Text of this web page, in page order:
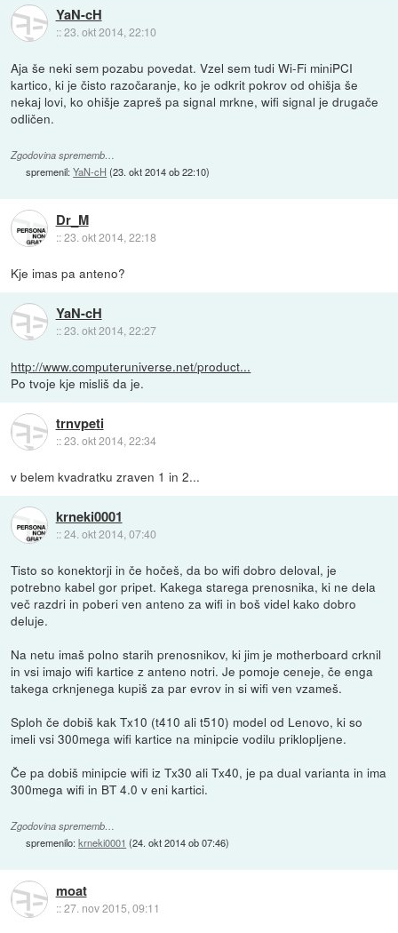
YaN-cH
::23. okt 2014, 22:10
Aja še neki sem pozabu povedat. Vzel sem tudi Wi-Fi miniPCI
kartico, ki je čisto razočaranje, ko je odkrit pokrov od ohišja še
nekaj lovi, ko ohišje zapreš pa signal mrkne, wifi signal je drugače
odličen.
Zgodovina sprememb…
spremenil:YaN-cH (23. okt 2014 ob 22:10)
Dr_M
::23. okt 2014, 22:18
Kje imas pa anteno?
YaN-cH
::23. okt 2014, 22:27
http://www.computeruniverse.net/product...
Po tvoje kje misliš da je.
trnvpeti
::23. okt 2014, 22:34
v belem kvadratku zraven 1 in 2...
krneki0001
::24. okt 2014, 07:40
Tisto so konektorji in če hočeš, da bo wifi dobro deloval, je
potrebno kabel gor pripet. Kakega starega prenosnika, ki ne dela
več razdri in poberi ven anteno za wifi in boš videl kako dobro
deluje.
Na netu imaš polno starih prenosnikov, ki jim je motherboard crknil
in vsi imajo wifi kartice z anteno notri. Je pomoje ceneje, če enga
takega crknjenega kupiš za par evrov in si wifi ven vzameš.
Sploh če dobiš kak Tx10 (t410 ali t510) model od Lenovo, ki so
imeli vsi 300mega wifi kartice na minipcie vodilu priklopljene.
Če pa dobiš minipcie wifi iz Tx30 ali Tx40, je pa dual varianta in ima
300mega wifi in BT 4.0 v eni kartici.
Zgodovina sprememb…
spremenilo:krneki0001 (24. okt 2014 ob 07:46)
moat
::27. nov 2015, 09:11